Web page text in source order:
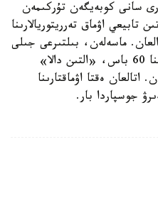
سانى كوبەيگەن تۇركىمەن
تابيعي اۋماق تەرريتوريالارىنا
ماسەلەن، بىلتىرعى جىلى
«ىلە- بالقاش» رەزەرۆاتى اۋماعىنا 60 باس، «التىن دالا»
اتالعان ەقتا اۋماقتارىنا